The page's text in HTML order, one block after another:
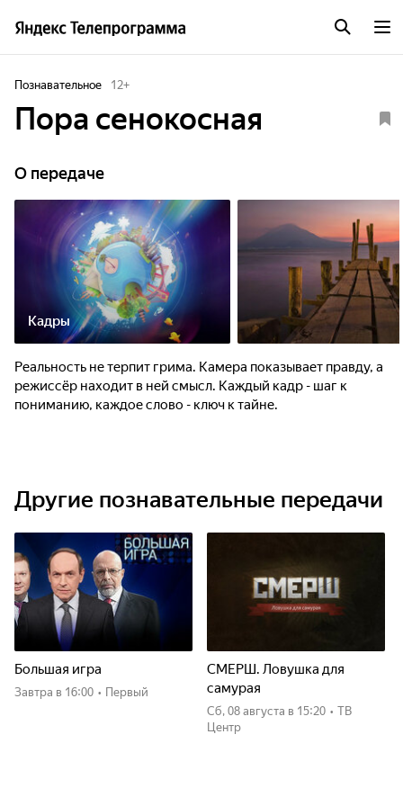
Познавательное 12+
Пора сенокосная
О передаче
Кадры
Реальность не терпит грима. Камера показывает правду, а
режиссёр находит в ней смысл. Каждый кадр - шаг к
пониманию, каждое слово - ключ к тайне.
Другие познавательные передачи
Большая игра
Завтра в 16:00 • Первый
СМЕРШ. Ловушка для
самурая
сб, 08 августа в 15:20 • ТВ
Центр